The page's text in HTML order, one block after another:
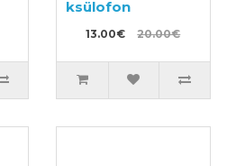
ksülofon
13.00€ 20.00€